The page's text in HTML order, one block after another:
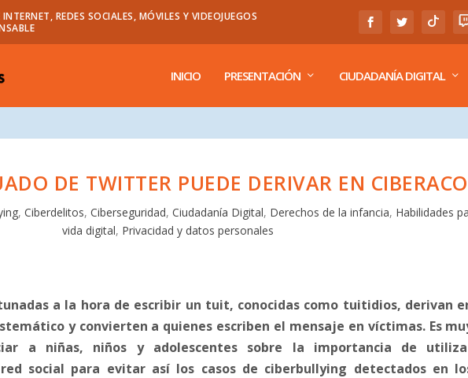
REDES SOCIALES, MÓVILES Y VIDEOJUEGOS
INICIO PRESENTACIÓN CIUDADANÍA DIGITAL
DE TWITTER PUEDE DERIVAR EN
,Ciberdelitos,Ciberseguridad,Ciudadanía Digital, Derechos de la infancia, Habilidades
vida digital, Privacidad y datos personales
a la hora de escribir un tuit, conocidas como tuitidios, derivan
y convierten a quienes escriben el mensaje en víctimas. Es
a niñas, niños y adolescentes sobre la importancia de
social para evitar así los casos de ciberbullying detectados en